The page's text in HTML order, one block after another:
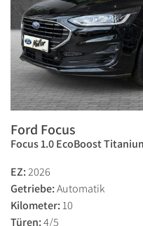
Ford Focus
Focus 1.0 EcoBoost
EZ:2026
Getriebe:Automatik
Kilometer: 10
Türen:4/5